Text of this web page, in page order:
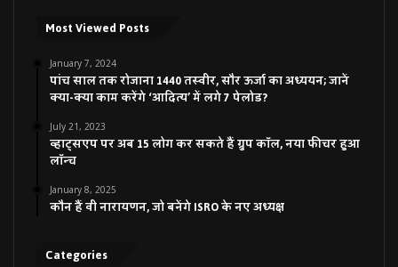
Most Viewed Posts
January 7, 2024
पांच साल तक रोजाना 1440 तस्वीर, सौर ऊर्जा का अध्ययन; जानें
क्या-क्या काम करेंगे ‘आदित्य’ में लगे 7 पेलोड?
July 21, 2023
व्हाट्सएप पर अब 15 लोग कर सकते हैं ग्रुप कॉल, नया फीचर हुआ
लॉन्च
January 8, 2025
कौन हैं वी नारायणन, जो बनेंगे ISRO के नए अध्यक्ष
Categories